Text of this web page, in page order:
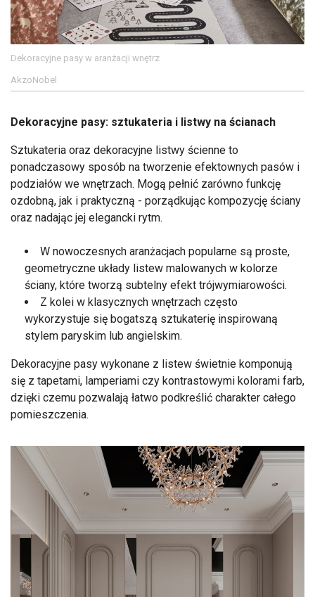
Dekoracyjne pasy w aranżacji wnętrz
AkzoNobel
Dekoracyjne pasy: sztukateria i listwy na ścianach
Sztukateria oraz dekoracyjne listwy ścienne to
ponadczasowy sposób na tworzenie efektownych pasów i
podziałów we wnętrzach. Mogą pełnić zarówno funkcję
ozdobną, jak i praktyczną - porządkując kompozycję ściany
oraz nadając jej elegancki rytm.
W nowoczesnych aranżacjach popularne są proste,
geometryczne układy listew malowanych w kolorze
ściany, które tworzą subtelny efekt trójwymiarowości.
Z kolei w klasycznych wnętrzach często
wykorzystuje się bogatszą sztukaterię inspirowaną
stylem paryskim lub angielskim.
Dekoracyjne pasy wykonane z listew świetnie komponują
się z tapetami, lamperiami czy kontrastowymi kolorami farb,
dzięki czemu pozwalają łatwo podkreślić charakter całego
pomieszczenia.